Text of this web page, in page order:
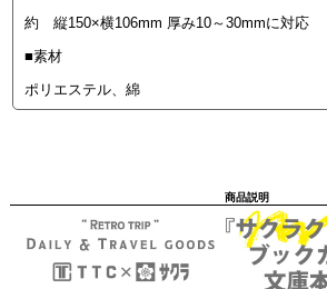
約 縦150×横106mm 厚み10～30mmに対応
■素材
ポリエステル、綿
商品説明